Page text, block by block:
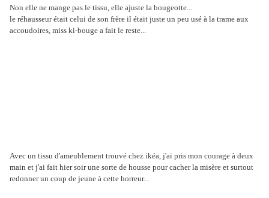
Non elle ne mange pas le tissu, elle ajuste la bougeotte...
le réhausseur était celui de son frère il était juste un peu usé à la trame aux
accoudoires, miss ki-bouge a fait le reste...
Avec un tissu d'ameublement trouvé chez ikéa, j'ai pris mon courage à deux
main et j'ai fait hier soir une sorte de housse pour cacher la misère et surtout
redonner un coup de jeune à cette horreur...